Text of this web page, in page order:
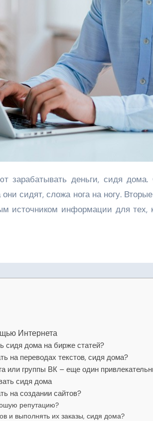
сидят, сложа нога на ногу.
источником информации для тех,
Интернета
сидя дома на бирже статей?
на переводах текстов, сидя дома?
или группы ВК – еще один
сидя дома
на создании сайтов?
репутацию?
и выполнять их заказы, сидя дома?